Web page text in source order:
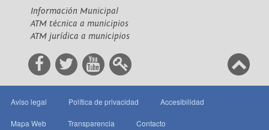
Información Municipal
ATM técnica a municipios
ATM jurídica a municipios
Aviso legal Política de privacidad Accesibilidad
Mapa Web Transparencia Contacto